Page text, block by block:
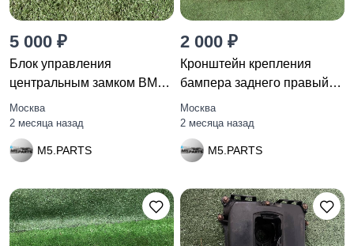
5 000 ₽
Блок управления
центральным замком BMW
7 F01/F02
Москва
2 месяца назад
M5.PARTS
2 000 ₽
Кронштейн крепления
бампера заднего правый
BMW 5
Москва
2 месяца назад
M5.PARTS